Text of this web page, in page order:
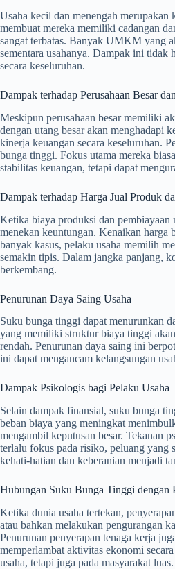
Usaha kecil dan menengah
membuat mereka memiliki cadangan
sangat terbatas. Banyak UMKM yang
sementara usahanya. Dampak ini tidak
secara keseluruhan.
Dampak terhadap Perusahaan Besar
Meskipun perusahaan besar memiliki
dengan utang besar akan menghadapi
kinerja keuangan secara keseluruhan.
bunga tinggi. Fokus utama mereka
stabilitas keuangan, tetapi dapat
Dampak terhadap Harga Jual Produk
Ketika biaya produksi dan pembiayaan
menekan keuntungan. Kenaikan harga
banyak kasus, pelaku usaha memilih
semakin tipis. Dalam jangka panjang,
berkembang.
Penurunan Daya Saing Usaha
Suku bunga tinggi dapat menurunkan
yang memiliki struktur biaya tinggi
rendah. Penurunan daya saing ini
ini dapat mengancam kelangsungan
Dampak Psikologis bagi Pelaku Usaha
Selain dampak finansial, suku bunga
beban biaya yang meningkat
mengambil keputusan besar. Tekanan
terlalu fokus pada risiko, peluang yang
kehati-hatian dan keberanian menjadi
Hubungan Suku Bunga Tinggi dengan
Ketika dunia usaha tertekan,
atau bahkan melakukan pengurangan
Penurunan penyerapan tenaga kerja
memperlambat aktivitas ekonomi
usaha, tetapi juga pada masyarakat luas.